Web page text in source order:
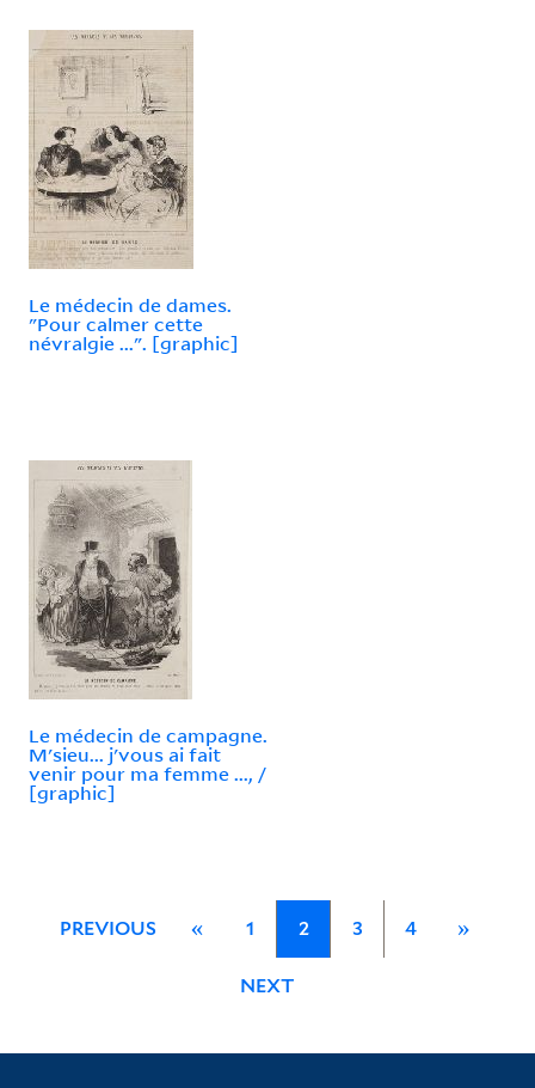
Le médecin de dames.
"Pour calmer cette
névralgie ...". [graphic]
Le médecin de campagne.
M'sieu... j'vous ai fait
venir pour ma femme ..., /
[graphic]
PREVIOUS « 1 2 3 4 »
NEXT